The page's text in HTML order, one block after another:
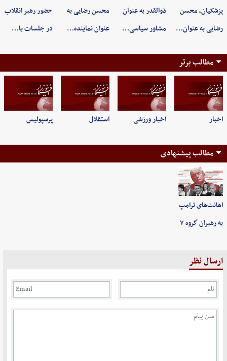
پزشکیان، محسن
رضایی به عنوان…
ذوالقدر به عنوان
مشاور سیاسی…
محسن رضایی به
عنوان نماینده…
حضور رهبر انقلاب
در جلسات با…
مطالب برتر
اخبار اخبار ورزشی استقلال پرسپولیس
مطالب پیشنهادی
اهانت‌های ترامپ
به رهبران گروه ۷
ارسال نظر